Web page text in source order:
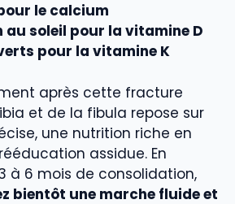
le calcium
au soleil pour la vitamine D
pour la vitamine K
après cette fracture
et de la fibula repose sur
une nutrition riche en
assidue. En
à 6 mois de consolidation,
bientôt une marche fluide et